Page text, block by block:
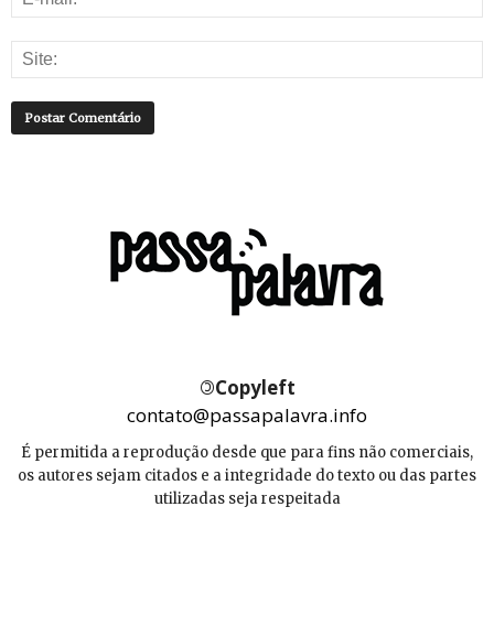
©Copyleft
contato@passapalavra.info
É permitida a reprodução desde que para fins não comerciais,
os autores sejam citados e a integridade do texto ou das partes
utilizadas seja respeitada